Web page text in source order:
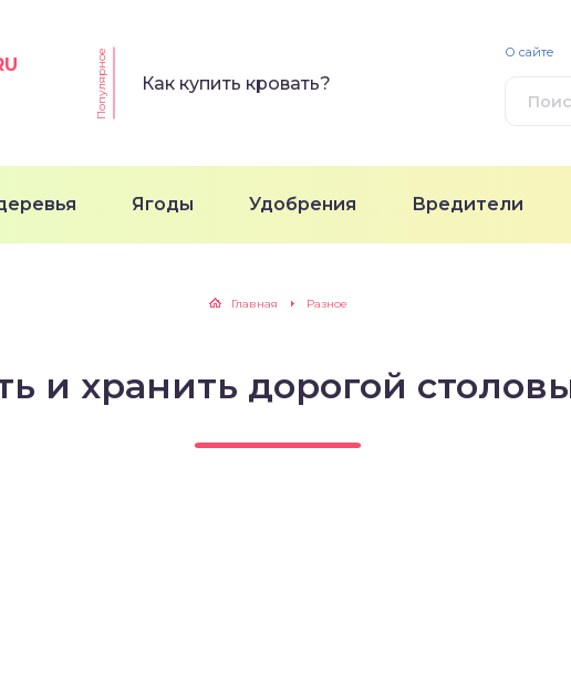
Популярное Как купить кровать?
Ягоды Удобрения Вредители
О сайте
Главная Разное
и хранить дорогой